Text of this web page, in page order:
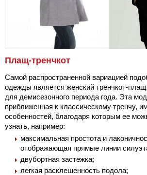
Плащ-тренчкот
Самой распространенной вариацией
одежды является женский тренчкот-
для демисезонного периода года. Эта
приближенная к классическому тренчу,
особенностей, благодаря которым ее
узнать, например:
максимальная простота и
отображающая прямые линии
двубортная застежка;
легкая расклешенность подола;